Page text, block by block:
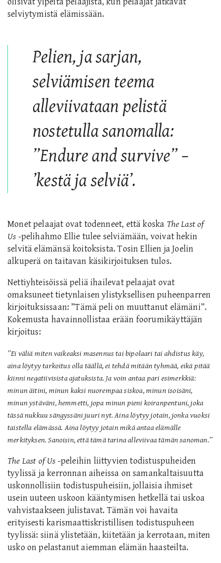
selviytymistä elämissään.
Pelien, ja sarjan,
selviämisen teema
alleviivataan pelistä
nostetulla sanomalla:
”Endure and survive”–
’kestä ja selviä’.
Monet pelaajat ovat todenneet, että koska The Last of
Us -pelihahmo Ellie tulee selviämään, voivat hekin
selvitä elämänsä koitoksista. Tosin Ellien ja Joelin
alkuperä on taitavan käsikirjoituksen tulos.
Nettiyhteisöissä peliä ihailevat pelaajat ovat
omaksuneet tietynlaisen ylistyksellisen puheenparren
kirjoituksissaan: ”Tämä peli on muuttanut elämäni”.
Kokemusta havainnollistaa erään foorumikäyttäjän
kirjoitus:
”Ei väliä miten vaikeaksi masennus tai bipolaari tai ahdistus käy,
aina löytyy tarkoitus olla täällä, ei tehdä mitään tyhmää, eikä pitää
kiinni negatiivisista ajatuksista. Ja voin antaa pari esimerkkiä:
minun äitini, minun kaksi nuorempaa siskoa, minun isoisäni,
minun ystäväni, hemmetti, jopa minun pieni koiranpentuni, joka
tässä nukkuu sängyssäni juuri nyt. Aina löytyy jotain, jonka vuoksi
taistella elämässä. Aina löytyy jotain mikä antaa elämälle
merkityksen. Sanoisin, että tämä tarina alleviivaa tämän sanoman.”
The Last of Us -peleihin liittyvien todistuspuheiden
tyylissä ja kerronnan aiheissa on samankaltaisuutta
uskonnollisiin todistuspuheisiin, jollaisia ihmiset
usein uuteen uskoon kääntymisen hetkellä tai uskoa
vahvistaakseen julistavat. Tämän voi havaita
erityisesti karismaattiskristillisen todistuspuheen
tyylissä: siinä ylistetään, kiitetään ja kerrotaan, miten
usko on pelastanut aiemman elämän haasteilta.